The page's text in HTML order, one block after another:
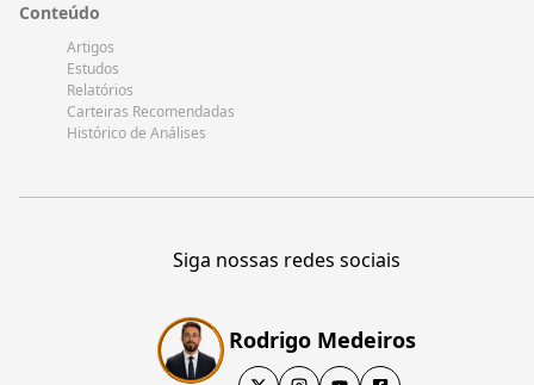
Conteúdo
Artigos
Estudos
Relatórios
Carteiras Recomendadas
Histórico de Análises
Siga nossas redes sociais
Rodrigo Medeiros